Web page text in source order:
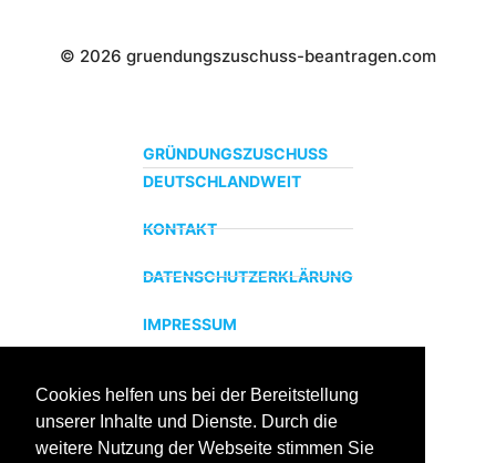
Cookies helfen uns bei der Bereitstellung
unserer Inhalte und Dienste. Durch die
weitere Nutzung der Webseite stimmen Sie
© 2026 gruendungszuschuss-beantragen.com
GRÜNDUNGSZUSCHUSS
DEUTSCHLANDWEIT
KONTAKT
DATENSCHUTZERKLÄRUNG
IMPRESSUM
ZERTIFIZIERTER BILDUNGSTRÄGER
Profitieren sie jetzt von unserer über 15 jährigen